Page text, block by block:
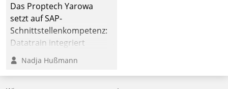
Das Proptech Yarowa
setzt auf SAP-
Schnittstellenkompetenz:
Datatrain integriert
Yarowas Portal zur
Vergabe und Verwaltung
von Aufträgen der
Nadja Hußmann